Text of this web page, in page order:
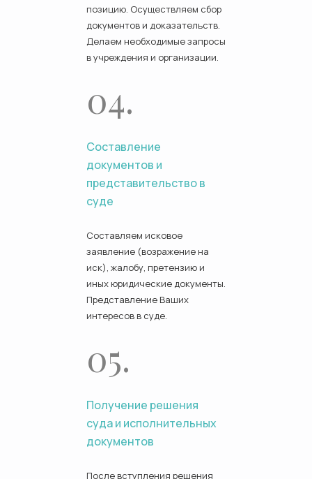
позицию. Осуществляем сбор
документов и доказательств.
Делаем необходимые запросы
в учреждения и организации.
04.
Составление
документов и
представительство в
суде
Составляем исковое
заявление (возражение на
иск), жалобу, претензию и
иных юридические документы.
Представление Ваших
интересов в суде.
05.
Получение решения
суда и исполнительных
документов
После вступления решения